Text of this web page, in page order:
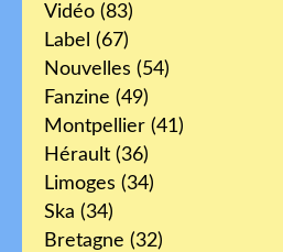
Vidéo (83)
Label (67)
Nouvelles (54)
Fanzine (49)
Montpellier (41)
Hérault (36)
Limoges (34)
Ska (34)
Bretagne (32)